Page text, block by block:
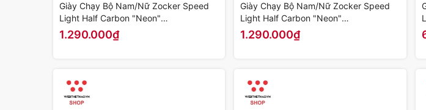
Giày Chạy Bộ Nam/Nữ Zocker Speed
Light Half Carbon "Neon"
KOJI00000479 - Hàng Chính Hãng
1.290.000₫
Giày Chạy Bộ Nam/Nữ Zocker Speed
Light Half Carbon "Neon"
KOJI00000490 - Hàng Chính Hãng
1.290.000₫